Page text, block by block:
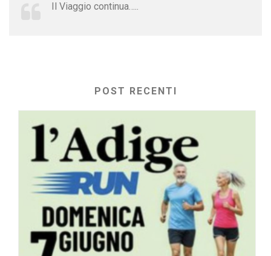
Il Viaggio continua…..
POST RECENTI